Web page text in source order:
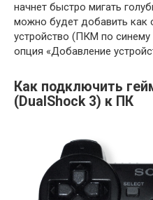
начнет быстро мигать
можно будет добавить как
устройство (ПКМ по синему
опция «Добавление
Как подключить
(DualShock 3) к ПК